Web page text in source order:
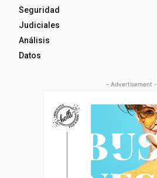
Seguridad
Judiciales
Análisis
Datos
- Advertisement -